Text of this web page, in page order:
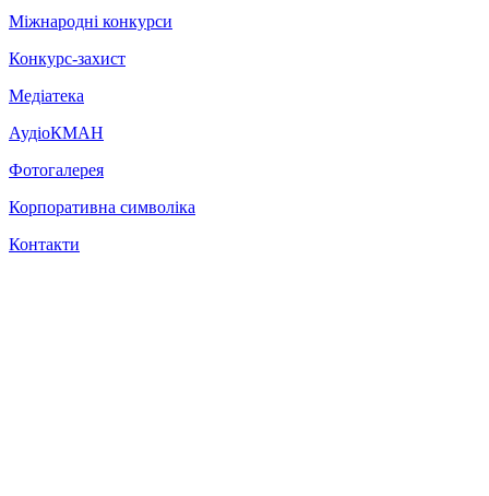
Міжнародні конкурси
Конкурс-захист
Медіатека
АудіоКМАН
Фотогалерея
Корпоративна символіка
Контакти